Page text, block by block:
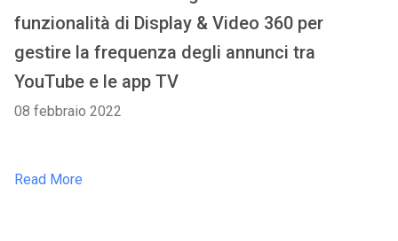
funzionalità di Display & Video 360 per
gestire la frequenza degli annunci tra
YouTube e le app TV
08 febbraio 2022
Read More